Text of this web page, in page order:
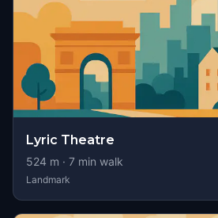
Lyric Theatre
524 m · 7 min walk
Landmark